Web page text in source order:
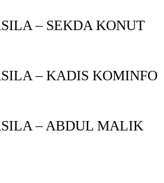
– SEKDA KONUT
– KADIS KOMINFO
– ABDUL MALIK